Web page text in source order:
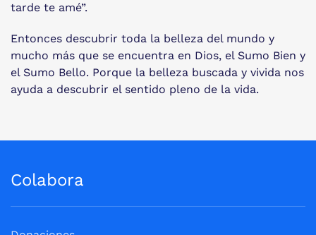
tarde te amé”.
Entonces descubrir toda la belleza del mundo y
mucho más que se encuentra en Dios, el Sumo Bien y
el Sumo Bello. Porque la belleza buscada y vivida nos
ayuda a descubrir el sentido pleno de la vida.
Colabora